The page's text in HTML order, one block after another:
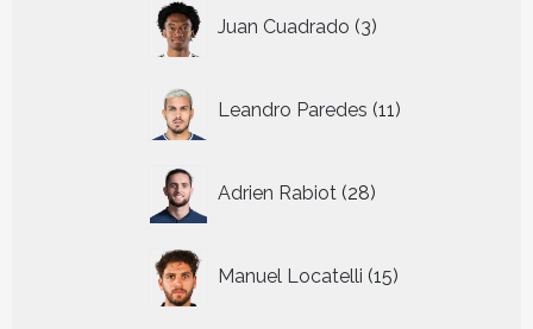
Juan Cuadrado 3
producten
Leandro Paredes 11
producten
Adrien Rabiot 28
producten
Manuel Locatelli 15
producten